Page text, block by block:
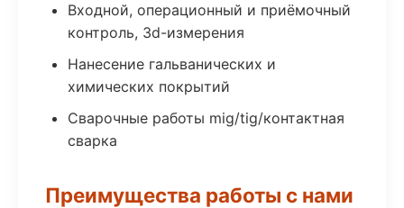
Входной, операционный и приёмочный
контроль, 3d-измерения
Нанесение гальванических и
химических покрытий
Сварочные работы mig/tig/контактная
сварка
Преимущества работы с нами